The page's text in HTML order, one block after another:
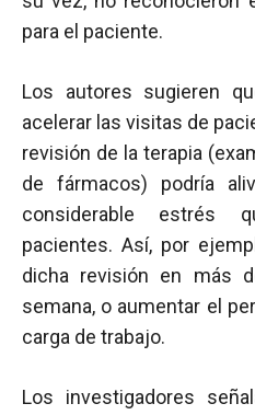
para el paciente.
Los autores sugieren
acelerar las visitas de
revisión de la terapia
de fármacos) podría
considerable estrés
pacientes. Así, por
dicha revisión en más
semana, o aumentar el
carga de trabajo.
Los investigadores